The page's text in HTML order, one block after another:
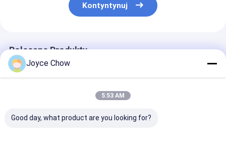
Kontyntynuj
Polecane Produkty
Joyce Chow
5:53 AM
Good day, what product are you looking for?